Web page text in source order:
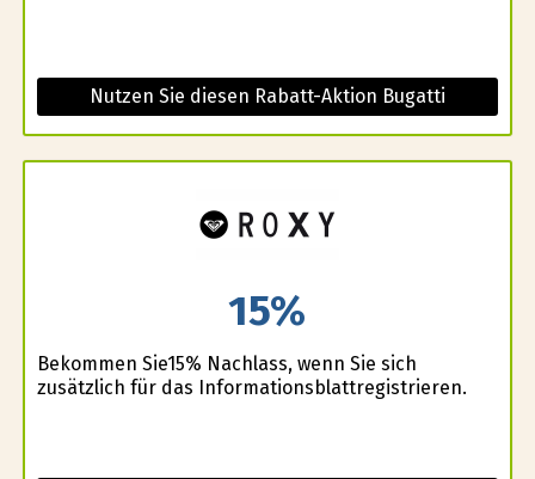
Nutzen Sie diesen Rabatt-Aktion Bugatti
15%
Bekommen Sie15% Nachlass, wenn Sie sich
zusätzlich für das Informationsblattregistrieren.